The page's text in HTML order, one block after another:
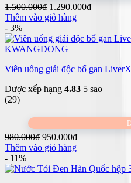
1.500.000₫ Giá
gốc
1.500.000₫.
1.290.000₫Giá
là:
Thêm vào giỏ hàng
- 3%
Viên uống giải độc bổ gan
Được xếp hạng 4.83 5 sao
(29)
980.000₫ Giá
gốc
980.000₫.
950.000₫Giá
là:
Thêm vào giỏ hàng
- 11%